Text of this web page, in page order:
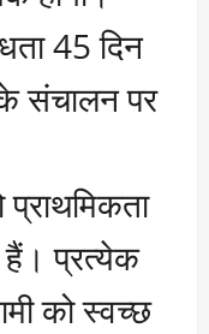
45 दिन
संचालन पर
हैं। प्रत्येक
को स्वच्छ